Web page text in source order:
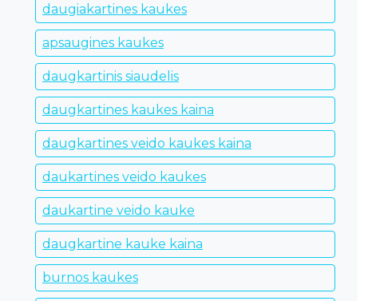
daugiakartines kaukes
apsaugines kaukes
daugkartinis siaudelis
daugkartines kaukes kaina
daugkartines veido kaukes kaina
daukartines veido kaukes
daukartine veido kauke
daugkartine kauke kaina
burnos kaukes